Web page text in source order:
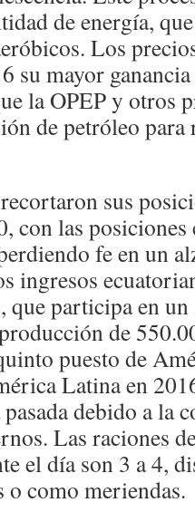
de energía,
Los
su mayor
la OPEP y otros
de petróleo para
sus
con las
fe en un
participa en
de
puesto de
Latina en
debido a la
Las raciones
el día son 3 a 4,
como meriendas.